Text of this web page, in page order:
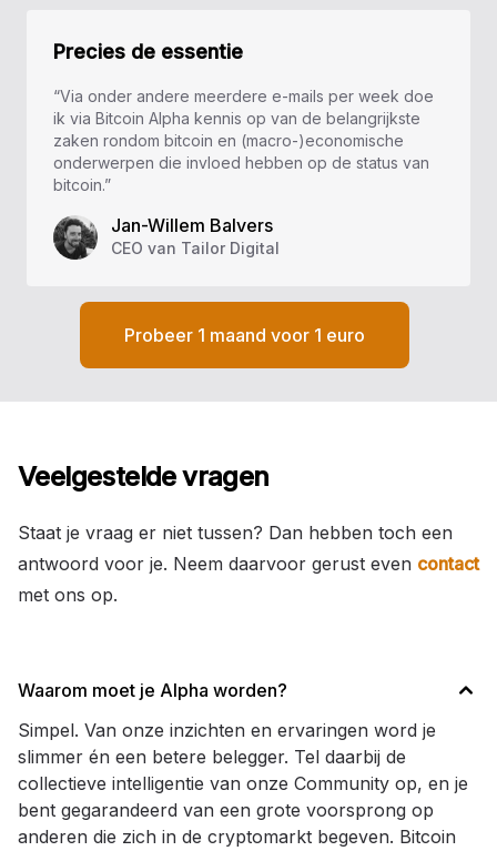
Precies de essentie
“Via onder andere meerdere e-mails per week doe
ik via Bitcoin Alpha kennis op van de belangrijkste
zaken rondom bitcoin en (macro-)economische
onderwerpen die invloed hebben op de status van
bitcoin.”
Jan-Willem Balvers
CEO van Tailor Digital
Probeer 1 maand voor 1 euro
Veelgestelde vragen
Staat je vraag er niet tussen? Dan hebben toch een
antwoord voor je. Neem daarvoor gerust even contact
met ons op.
Waarom moet je Alpha worden?
Simpel. Van onze inzichten en ervaringen word je
slimmer én een betere belegger. Tel daarbij de
collectieve intelligentie van onze Community op, en je
bent gegarandeerd van een grote voorsprong op
anderen die zich in de cryptomarkt begeven. Bitcoin